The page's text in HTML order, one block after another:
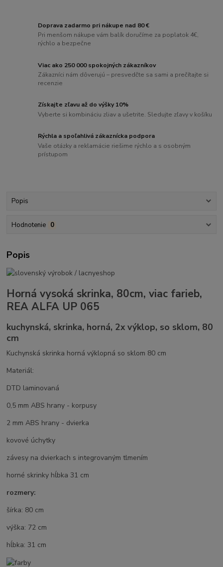
Doprava zadarmo pri nákupe nad 80 €
Pri menšom nákupe vám balík doručíme za poplatok 4€,
rýchlo a bezpečne
Viac ako 250 000 spokojných zákazníkov
Zákazníci nám dôverujú – presvedčte sa sami a prečítajte si
recenzie
Získajte zľavu až do výšky 10%
Vyberte si kombináciu zliav a ušetrite. Sledujte zľavy v košíku
Rýchla a spoľahlivá zákaznícka podpora
Vaše otázky a reklamácie riešime rýchlo a s osobným
prístupom
Popis
Hodnotenie 0
Popis
Horná vysoká skrinka, 80cm, viac farieb,
REA ALFA UP 065
kuchynská, skrinka, horná, 2x výklop, so sklom, 80
cm
Kuchynská skrinka horná výklopná so sklom 80 cm
Materiál:
DTD laminovaná
0,5 mm ABS hrany - korpusy
2 mm ABS hrany - dvierka
kovové úchytky
závesy na dvierkach s integrovaným tlmením
horné skrinky hĺbka 31 cm
rozmery:
šírka: 80 cm
výška: 72 cm
hĺbka: 31 cm